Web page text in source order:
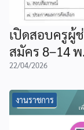
เปิดสอบครูผู้
สมัคร 8–14
22/04/2026
งานราชการ